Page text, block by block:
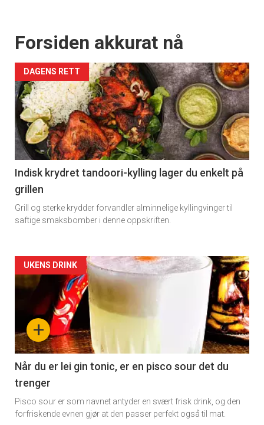
Forsiden akkurat nå
DAGENS RETT
Indisk krydret tandoori-kylling lager du enkelt på
grillen
Grill og sterke krydder forvandler alminnelige kyllingvinger til
saftige smaksbomber i denne oppskriften.
Forsiden
akkurat
nå
-
2
+
UKENS DRINK
Når du er lei gin tonic, er en pisco sour det du
trenger
Pisco sour er som navnet antyder en svært frisk drink, og den
forfriskende evnen gjør at den passer perfekt også til mat.